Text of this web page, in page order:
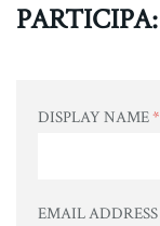
PARTICIPA:
DISPLAY NAME*
EMAIL ADDRESS